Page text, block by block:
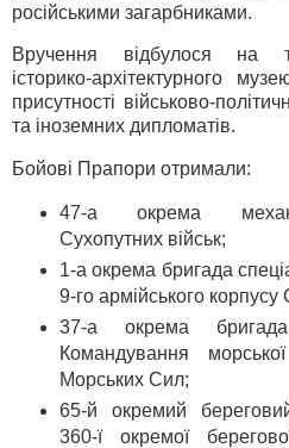
російськими загарбниками.
Вручення відбулося на
історико-архітектурного
присутності військово-
та іноземних дипломатів.
Бойові Прапори отримали:
47-а окрема
Сухопутних військ;
1-а окрема бригада
9-го армійського корпусу
37-а окрема
Командування
Морських Сил;
65-й окремий
360-ї окремої